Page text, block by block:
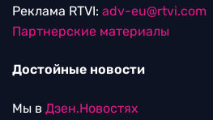
Реклама RTVI: adv-eu@rtvi.com
Партнерские материалы
Достойные новости
Мы в Дзен.Новостях